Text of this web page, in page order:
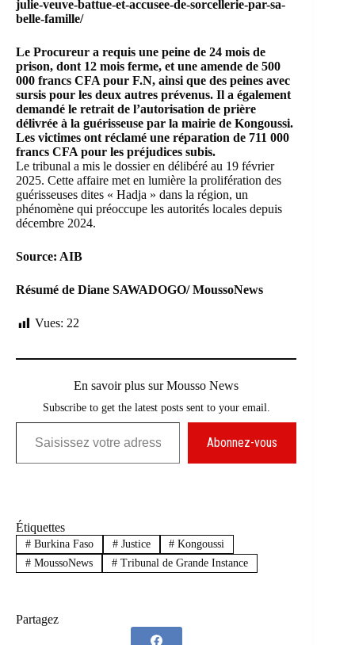
julie-veuve-battue-et-accusee-de-sorcellerie-par-sa-
belle-famille/
Le Procureur a requis une peine de 24 mois de
prison, dont 12 mois ferme, et une amende de 500
000 francs CFA pour F.N, ainsi que des peines avec
sursis pour les deux autres prévenus. Il a également
demandé le retrait de l’autorisation de prière
délivrée à la guérisseuse par la mairie de Kongoussi.
Les victimes ont réclamé une réparation de 711 000
francs CFA pour les préjudices subis.
Le tribunal a mis le dossier en délibéré au 19 février
2025. Cette affaire met en lumière la prolifération des
guérisseuses dites « Hadja » dans la région, un
phénomène qui préoccupe les autorités locales depuis
décembre 2024.
Source: AIB
Résumé de Diane SAWADOGO/ MoussoNews
Vues: 22
En savoir plus sur Mousso News
Subscribe to get the latest posts sent to your email.
Saisissez votre adresse e-mail…
Abonnez-vous
Étiquettes
#Burkina Faso #Justice # Kongoussi
#MoussoNews #Tribunal de Grande Instance
Partagez